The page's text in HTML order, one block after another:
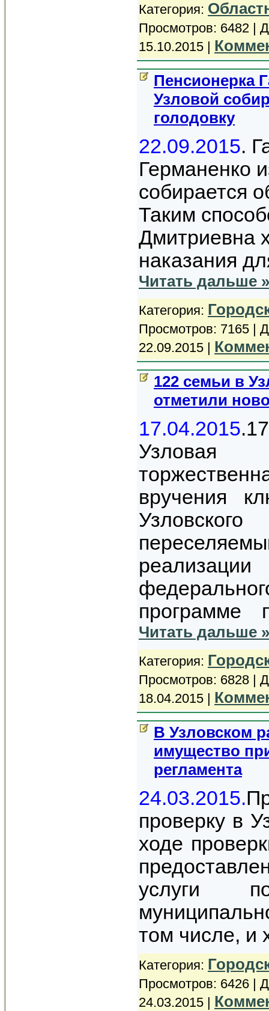
Категория:
Просмотров: 6482 |
15.10.2015 |
Пенсионерка
Узловой
голодовку
22.09.2015.
Германенко
собирается
Таким
Дмитриевна
наказания
Читать дальше »
Категория:
Просмотров: 7165 |
22.09.2015 |
122 семьи в
отметили
17.04.2015
вручения
программе
Читать дальше »
Категория:
Просмотров: 6828 |
18.04.2015 |
В Узловском
имущество
регламента
24.03.2015.
проверку в
ходе
услуги
том числе, и
Категория:
Просмотров: 6426 |
24.03.2015 |